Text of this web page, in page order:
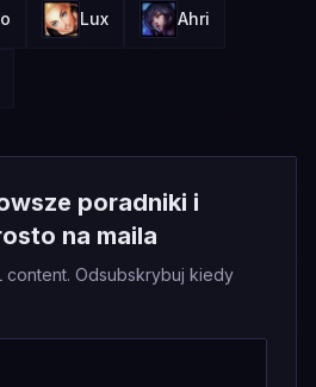
Lux Ahri
poradniki i
na maila
content. Odsubskrybuj kiedy